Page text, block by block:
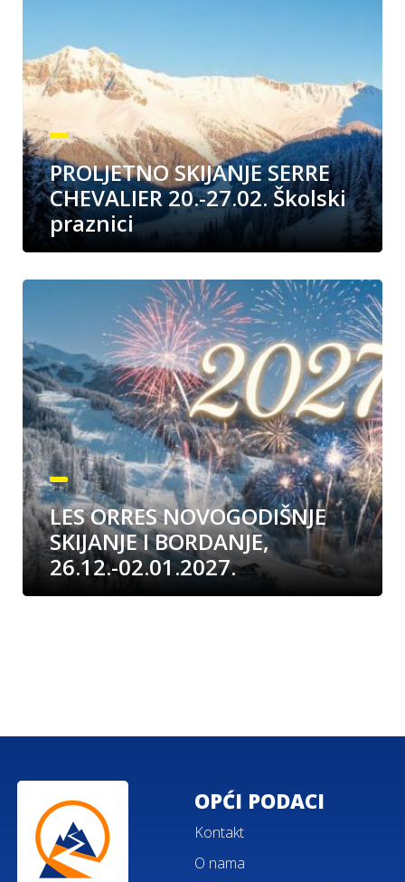
PROLJETNO SKIJANJE SERRE
CHEVALIER 20.-27.02. Školski
praznici
LES ORRES NOVOGODIŠNJE
SKIJANJE I BORDANJE,
26.12.-02.01.2027.
OPĆI PODACI
Kontakt
O nama